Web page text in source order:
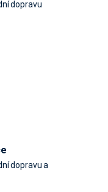
dopravu
dopravu a